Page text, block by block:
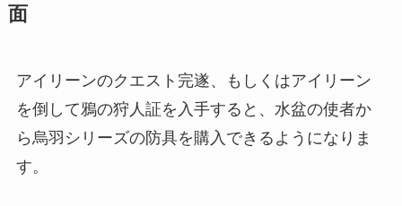
面
アイリーンのクエスト完遂、もしくはアイリーン
を倒して鴉の狩人証を入手すると、水盆の使者か
ら烏羽シリーズの防具を購入できるようになりま
す。